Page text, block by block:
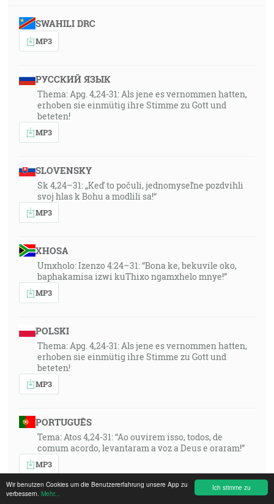
Ich stimme zu
Wir benutzen Cookies um die Benutzererfahrung unsere App zu
verbessern. Mehr...
SWAHILI DRC
MP3
РУССКИЙ ЯЗЫК
Thema: Apg. 4,24-31: Als jene es vernommen hatten,
erhoben sie einmütig ihre Stimme zu Gott und
beteten!
MP3
SLOVENSKY
Sk 4,24–31: „Keď to počuli, jednomyseľne pozdvihli
svoj hlas k Bohu a modlili sa!“
MP3
XHOSA
Umxholo: Izenzo 4:24–31: “Bona ke, bekuvile oko,
baphakamisa izwi kuThixo ngamxhelo mnye!”
MP3
POLSKI
Thema: Apg. 4,24-31: Als jene es vernommen hatten,
erhoben sie einmütig ihre Stimme zu Gott und
beteten!
MP3
PORTUGUÊS
Tema: Atos 4,24-31: “Ao ouvirem isso, todos, de
comum acordo, levantaram a voz a Deus e oraram!”
MP3